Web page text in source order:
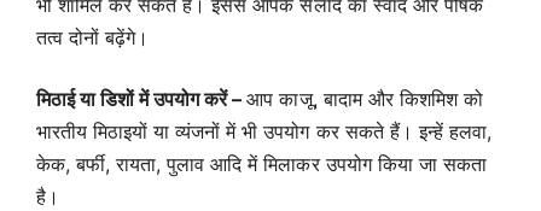
भी शामिल कर सकते हैं। इससे आपके सलाद का स्वाद और पोषक
तत्व दोनों बढ़ेंगे।
मिठाई या डिशों में उपयोग करें –आप काजू, बादाम और किशमिश को
भारतीय मिठाइयों या व्यंजनों में भी उपयोग कर सकते हैं। इन्हें हलवा,
केक, बर्फी, रायता, पुलाव आदि में मिलाकर उपयोग किया जा सकता
है।